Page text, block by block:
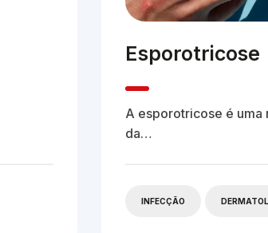
Esporotricose
A esporotricose é uma
da…
INFECÇÃO